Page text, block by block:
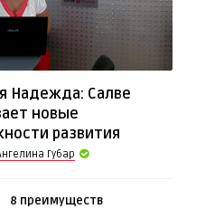
Надежда: Салве
новые
развития
Губар
8 преимуществ